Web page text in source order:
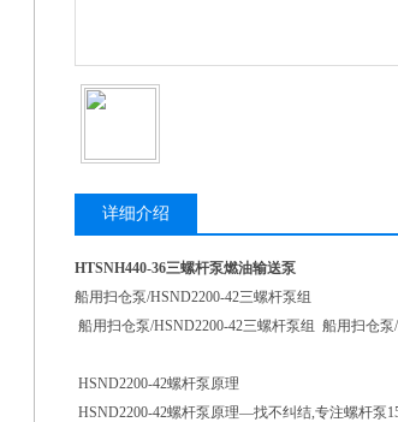
详细介绍
HTSNH440-36三螺杆泵燃油输送泵
船用扫仓泵/HSND2200-42三螺杆泵组
船用扫仓泵/HSND2200-42三螺杆泵组 船用扫仓
HSND2200-42螺杆泵原理
HSND2200-42螺杆泵原理—找不纠结,专注螺杆泵